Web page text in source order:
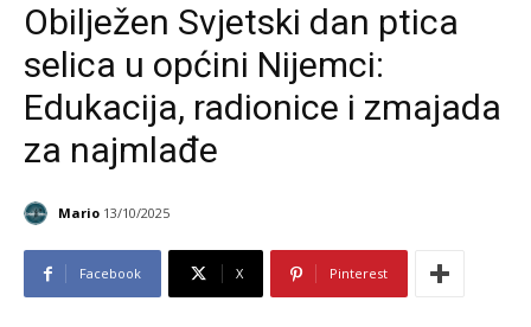
Obilježen Svjetski dan ptica
selica u općini Nijemci:
Edukacija, radionice i zmajada
za najmlađe
Mario 13/10/2025
Facebook X Pinterest